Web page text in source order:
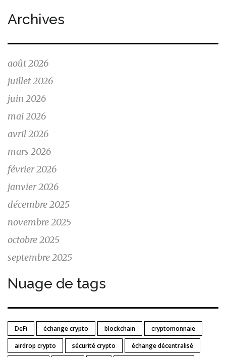
Archives
août 2026
juillet 2026
juin 2026
mai 2026
avril 2026
mars 2026
février 2026
janvier 2026
décembre 2025
novembre 2025
octobre 2025
septembre 2025
Nuage de tags
DeFi échange crypto blockchain
cryptomonnaie
airdrop crypto
sécurité crypto
échange décentralisé